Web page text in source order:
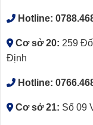
Hotline:
Cơ sở 20: 259
Định
Hotline:
Cơ sở 21: Số 09